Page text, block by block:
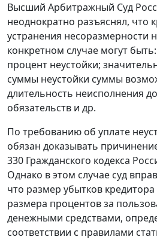
Высший Арбитражный Суд
неоднократно разъяснял, что
устранения несоразмерности
конкретном случае могут
процент неустойки;
суммы неустойки суммы
длительность неисполнения
обязательств и др.
По требованию об уплате
обязан доказывать
330 Гражданского кодекса
Однако в этом случае суд
что размер убытков
размера процентов за
денежными средствами,
соответствии с правилами